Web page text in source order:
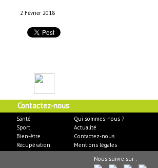
2 Février 2018
Contactez-nous
Santé
Sport
Bien-être
Récupération
Qui sommes-nous ?
Actualité
Contactez-nous
Mentions légales
Nous suivre sur :